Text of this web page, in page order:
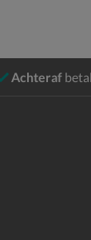
Achteraf